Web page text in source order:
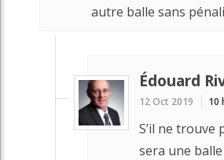
autre balle sans
Édouard
12 Oct 2019 10
S’il ne trouve
sera une